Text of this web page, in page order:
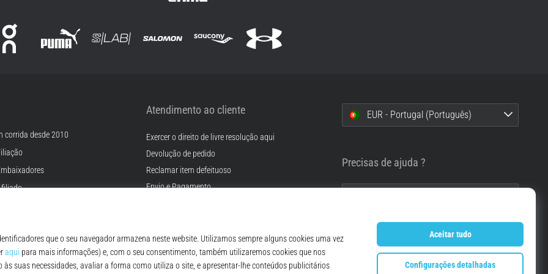
corrida desde 2010
Atendimento ao cliente
Exercer o direito de livre resolução aqui
Devolução de pedido
Reclamar item defeituoso
Envio e Pagamento
FAQ - Perguntas Frequentes
Regulamento de Proteção de Dados Pessoais
EUR - Portugal (Português)
Precisas de ajuda ?